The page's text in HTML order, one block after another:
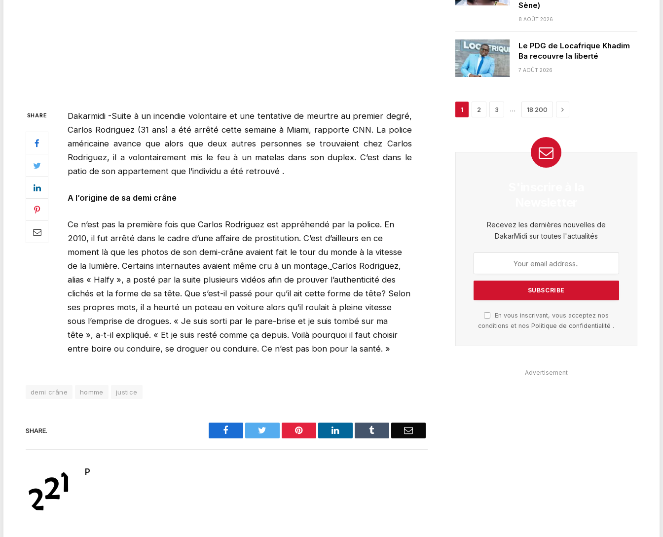
SHARE
Dakarmidi -Suite à un incendie volontaire et une tentative de meurtre au premier degré,
Carlos Rodriguez (31 ans) a été arrêté cette semaine à Miami, rapporte CNN. La police
américaine avance que alors que deux autres personnes se trouvaient chez Carlos
Rodriguez, il a volontairement mis le feu à un matelas dans son duplex. C’est dans le
patio de son appartement que l’individu a été retrouvé .
A l’origine de sa demi crâne
Ce n’est pas la première fois que Carlos Rodriguez est appréhendé par la police. En
2010, il fut arrêté dans le cadre d’une affaire de prostitution. C’est d’ailleurs en ce
moment là que les photos de son demi-crâne avaient fait le tour du monde à la vitesse
de la lumière. Certains internautes avaient même cru à un montage. Carlos Rodriguez,
alias « Halfy », a posté par la suite plusieurs vidéos afin de prouver l’authenticité des
clichés et la forme de sa tête. Que s’est-il passé pour qu’il ait cette forme de tête? Selon
ses propres mots, il a heurté un poteau en voiture alors qu’il roulait à pleine vitesse
sous l’emprise de drogues. « Je suis sorti par le pare-brise et je suis tombé sur ma
tête », a-t-il expliqué. « Et je suis resté comme ça depuis. Voilà pourquoi il faut choisir
entre boire ou conduire, se droguer ou conduire. Ce n’est pas bon pour la santé. »
demi crâne homme justice
SHARE. Facebook Pinterest LinkedIn Email
P
Sène)
8 AOÛT 2026
Le PDG de Locafrique Khadim
Ba recouvre la liberté
7 AOÛT 2026
1 2 3 … 18 200 Next
Recevez les dernières nouvelles de
DakarMidi sur toutes l'actualités
En vous inscrivant, vous acceptez nos
conditions et nosPolitique de confidentialité .
Advertisement